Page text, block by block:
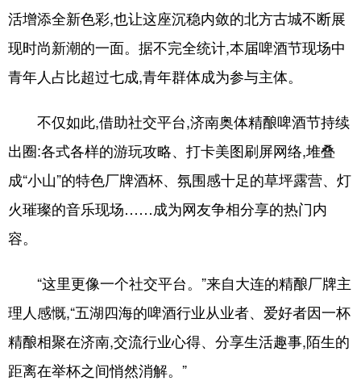
活增添全新色彩,也让这座沉稳内敛的北方古城不断展
现时尚新潮的一面。据不完全统计,本届啤酒节现场中
青年人占比超过七成,青年群体成为参与主体。
不仅如此,借助社交平台,济南奥体精酿啤酒节持续
出圈:各式各样的游玩攻略、打卡美图刷屏网络,堆叠
成“小山”的特色厂牌酒杯、氛围感十足的草坪露营、灯
火璀璨的音乐现场……成为网友争相分享的热门内
容。
“这里更像一个社交平台。”来自大连的精酿厂牌主
理人感慨,“五湖四海的啤酒行业从业者、爱好者因一杯
精酿相聚在济南,交流行业心得、分享生活趣事,陌生的
距离在举杯之间悄然消解。”